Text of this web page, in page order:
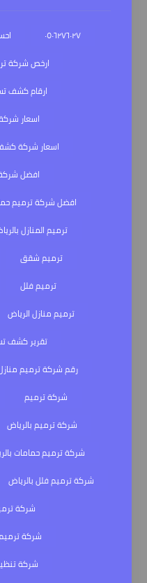
٠٥٠٦٢٧٦٠٢٧
ارخص شركة
ارقام كشف
اسعار
اسعار شركة كشف
افضل
افضل شركة ترميم
ترميم المنازل
ترميم شقق
ترميم فلل
ترميم منازل الرياض
تقرير كشف
رقم شركة ترميم
شركة ترميم
شركة ترميم بالرياض
شركة ترميم حمامات
شركة ترميم فلل بالرياض
شركة
شركة
شركة